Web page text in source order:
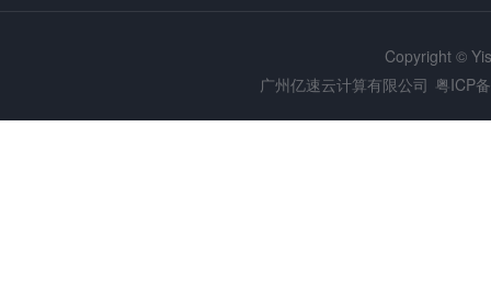
Copyright ©
广州亿速云计算有限公司 粤ICP